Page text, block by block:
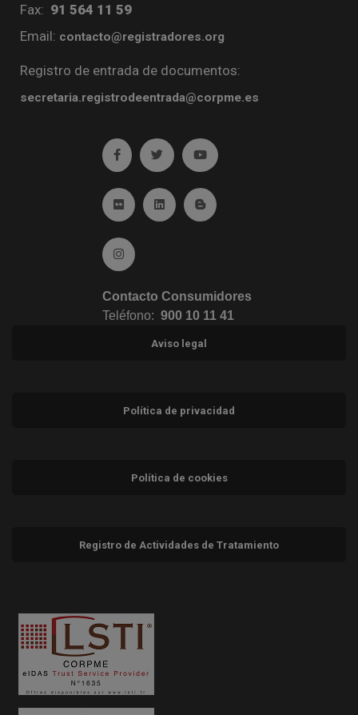
Fax: 91 564 11 59
Email: contacto@registradores.org
Registro de entrada de documentos:
secretaria.registrodeentrada@corpme.es
Ir a facebook (abre en ventana nueva)
Ir a twitter (abre en ventana nueva)
Ir a YouTube (abre en
Ir a Flickr (abre en ventana nueva)
Ir a Linkedin (abre en ventana nueva)
Ir al Blog (abre en ventana
Ir a Instagram (abre en ventana nueva)
Contacto Consumidores
Teléfono: 900 10 11 41
Aviso legal
Política de privacidad
Política de cookies
Registro de Actividades de Tratamiento